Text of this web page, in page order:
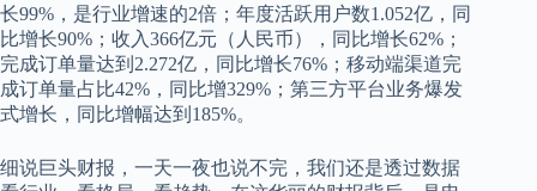
长99%，是行业增速的2倍；年度活跃用户数1.052亿，同
比增长90%；收入366亿元（人民币），同比增长62%；
完成订单量达到2.272亿，同比增长76%；移动端渠道完
成订单量占比42%，同比增329%；第三方平台业务爆发
式增长，同比增幅达到185%。
细说巨头财报，一天一夜也说不完，我们还是透过数据